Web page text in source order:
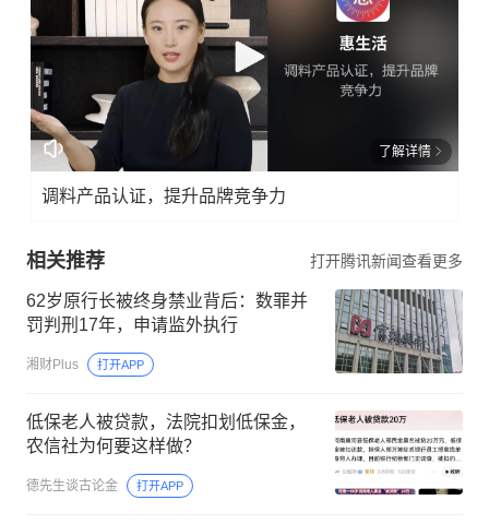
了解详情
调料产品认证，提升品牌竞争力
相关推荐 打开腾讯新闻查看更多
62岁原行长被终身禁业背后：数罪并
罚判刑17年，申请监外执行
湘财Plus 打开APP
低保老人被贷款，法院扣划低保金，
农信社为何要这样做？
德先生谈古论金 打开APP